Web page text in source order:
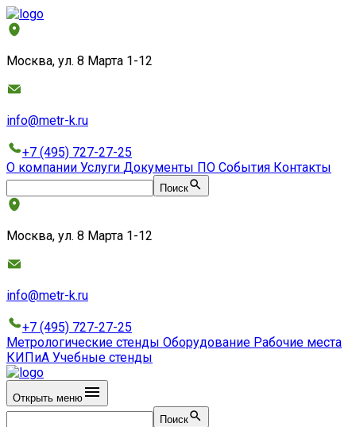
Москва, ул. 8 Марта 1-12
info@metr-k.ru
+7 (495) 727-27-25
О компании Услуги Документы ПО События Контакты
Поиск
Москва, ул. 8 Марта 1-12
info@metr-k.ru
+7 (495) 727-27-25
Метрологические стенды Оборудование Рабочие места
КИПиА Учебные стенды
Открыть меню
Поиск